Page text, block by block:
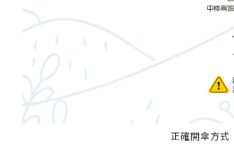
正確開傘方式